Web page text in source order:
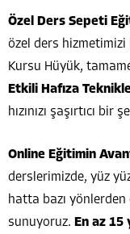
Özel Ders Sepeti
özel ders hizmetimizi
Kursu Hüyük,
Etkili Hafıza
hızınızı şaşırtıcı
Online Eğitimin
derslerimizde, yüz
hatta bazı
sunuyoruz. En az 15